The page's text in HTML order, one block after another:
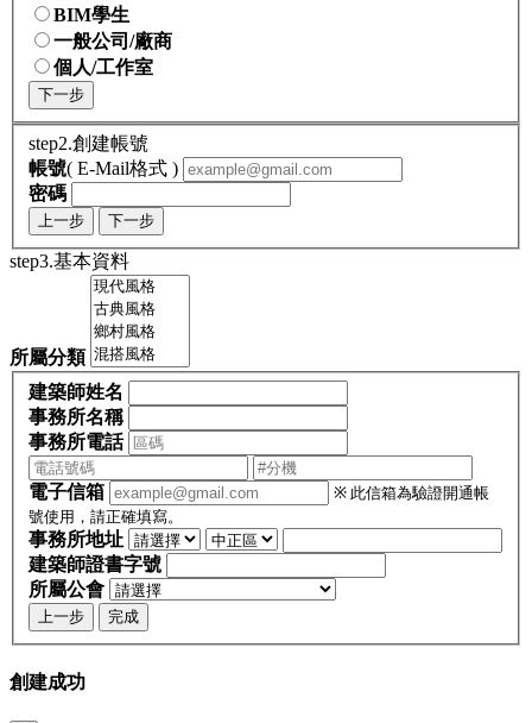
BIM學生
一般公司/廠商
個人/工作室
下一步
step2.創建帳號
帳號( E-Mail格式 )
密碼
上一步 下一步
step3.基本資料
所屬分類
建築師姓名
事務所名稱
事務所電話
電子信箱
※ 此信箱為驗證開通帳
號使用，請正確填寫。
事務所地址
建築師證書字號
所屬公會
上一步 完成
創建成功